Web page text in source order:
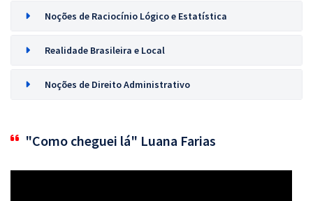
Noções de Raciocínio Lógico e Estatística
Realidade Brasileira e Local
Noções de Direito Administrativo
"Como cheguei lá" Luana Farias